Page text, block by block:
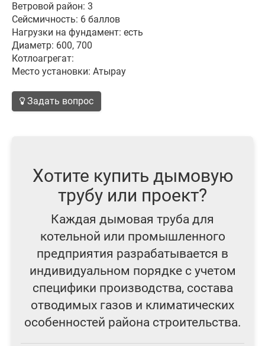
Ветровой район: 3
Сейсмичность: 6 баллов
Нагрузки на фундамент: есть
Диаметр: 600, 700
Котлоагрегат:
Место установки: Атырау
Задать вопрос
Хотите купить дымовую
трубу или проект?
Каждая дымовая труба для
котельной или промышленного
предприятия разрабатывается в
индивидуальном порядке с учетом
специфики производства, состава
отводимых газов и климатических
особенностей района строительства.